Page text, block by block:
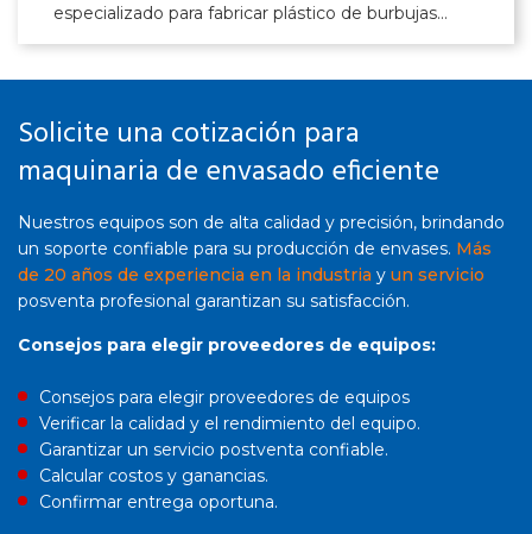
especializado para fabricar plástico de burbujas
(burbujas llenas de aire para proteger productos
Solicite una cotización para
maquinaria de envasado eficiente
Nuestros equipos son de alta calidad y precisión, brindando
un soporte confiable para su producción de envases. Más
de 20 años de experiencia en la industria y un servicio
posventa profesional garantizan su satisfacción.
Consejos para elegir proveedores de equipos:
Consejos para elegir proveedores de equipos
Verificar la calidad y el rendimiento del equipo.
Garantizar un servicio postventa confiable.
Calcular costos y ganancias.
Confirmar entrega oportuna.